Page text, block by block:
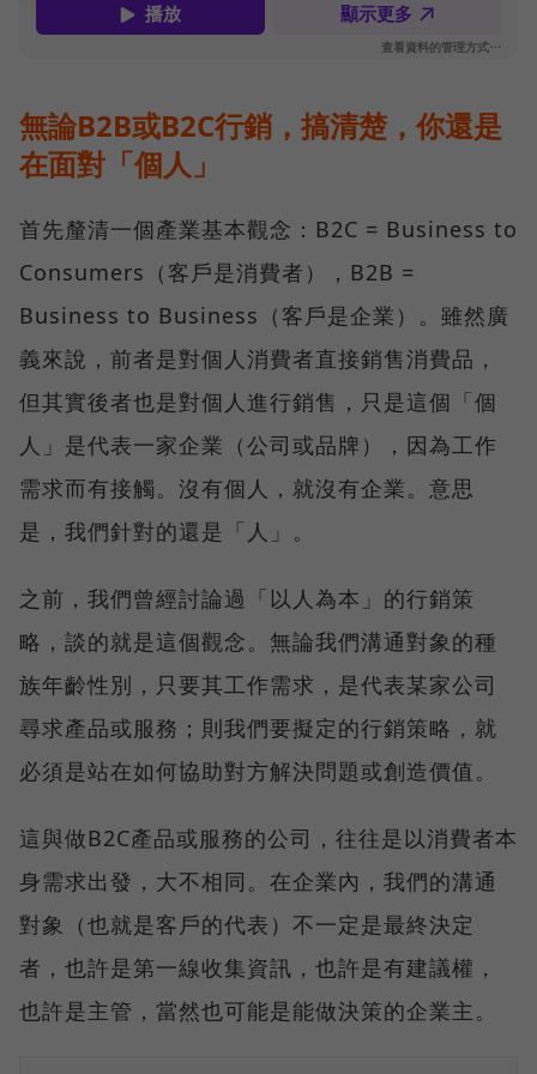
無論B2B或B2C行銷，搞清楚，你還是
在面對「個人」
首先釐清一個產業基本觀念：B2C = Business to
Consumers（客戶是消費者），B2B =
Business to Business（客戶是企業）。雖然廣
義來說，前者是對個人消費者直接銷售消費品，
但其實後者也是對個人進行銷售，只是這個「個
人」是代表一家企業（公司或品牌），因為工作
需求而有接觸。沒有個人，就沒有企業。意思
是，我們針對的還是「人」。
之前，我們曾經討論過「以人為本」的行銷策
略，談的就是這個觀念。無論我們溝通對象的種
族年齡性別，只要其工作需求，是代表某家公司
尋求產品或服務；則我們要擬定的行銷策略，就
必須是站在如何協助對方解決問題或創造價值。
這與做B2C產品或服務的公司，往往是以消費者本
身需求出發，大不相同。在企業內，我們的溝通
對象（也就是客戶的代表）不一定是最終決定
者，也許是第一線收集資訊，也許是有建議權，
也許是主管，當然也可能是能做決策的企業主。